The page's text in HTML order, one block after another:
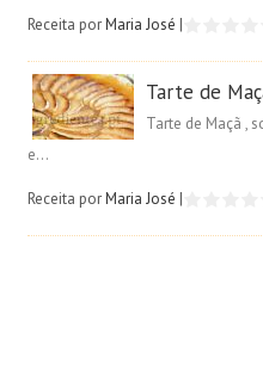
Receita porMaria José |
Tarte de
Tarte de Maçã ,
e...
Receita porMaria José |